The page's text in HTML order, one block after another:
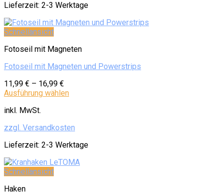
Lieferzeit: 2-3 Werktage
Schnellansicht
Fotoseil mit Magneten
Fotoseil mit Magneten und Powerstrips
11,99 € – 16,99 €
Ausführung wählen
inkl. MwSt.
zzgl. Versandkosten
Lieferzeit: 2-3 Werktage
Schnellansicht
Haken